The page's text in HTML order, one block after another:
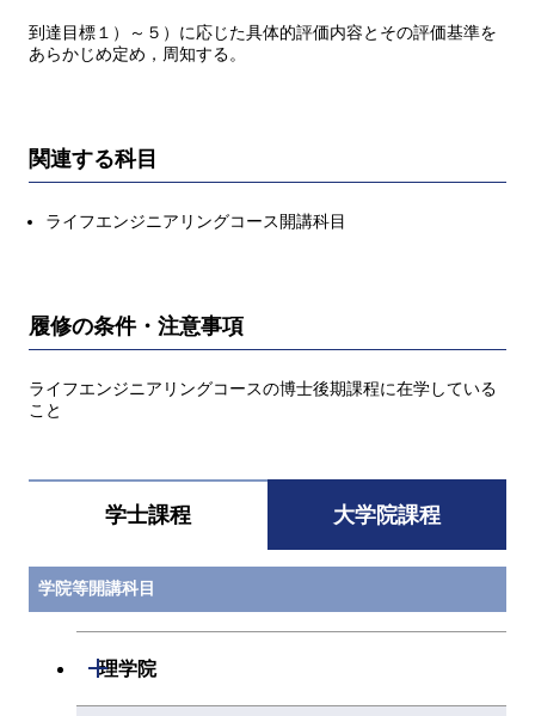
到達目標１）～５）に応じた具体的評価内容とその評価基準を
あらかじめ定め，周知する。
関連する科目
ライフエンジニアリングコース開講科目
履修の条件・注意事項
ライフエンジニアリングコースの博士後期課程に在学している
こと
学士課程 大学院課程
学院等開講科目
理学院
開閉